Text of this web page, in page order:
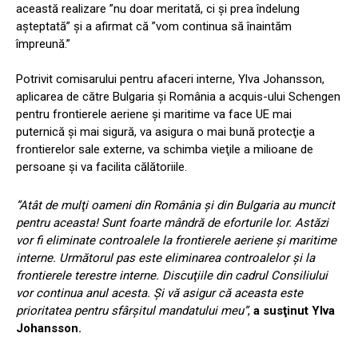
această realizare ”nu doar meritată, ci şi prea îndelung
aşteptată” şi a afirmat că ”vom continua să înaintăm
împreună.”
Potrivit comisarului pentru afaceri interne, Ylva Johansson,
aplicarea de către Bulgaria şi România a acquis-ului Schengen
pentru frontierele aeriene şi maritime va face UE mai
puternică şi mai sigură, va asigura o mai bună protecţie a
frontierelor sale externe, va schimba vieţile a milioane de
persoane şi va facilita călătoriile.
”Atât de mulţi oameni din România şi din Bulgaria au muncit
pentru aceasta! Sunt foarte mândră de eforturile lor. Astăzi
vor fi eliminate controalele la frontierele aeriene şi maritime
interne. Următorul pas este eliminarea controalelor şi la
frontierele terestre interne. Discuţiile din cadrul Consiliului
vor continua anul acesta. Şi vă asigur că aceasta este
prioritatea pentru sfârşitul mandatului meu”, a susţinut Ylva
Johansson.